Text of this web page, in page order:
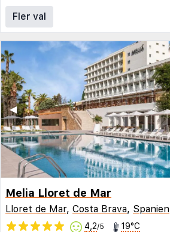
Fler val
◀︎
Melia Lloret de Mar
Lloret de Mar, Costa Brava, Spanien
4,2/5 19°C